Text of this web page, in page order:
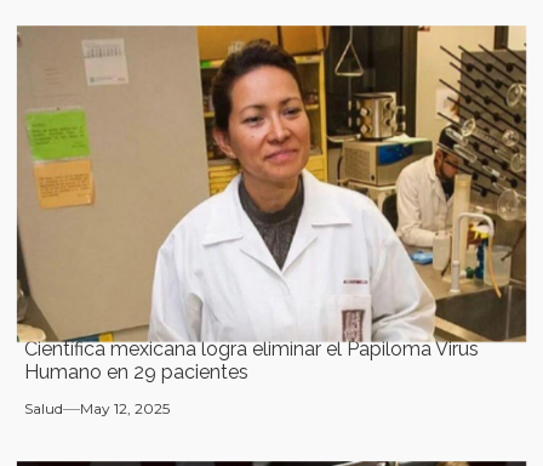
Científica mexicana logra eliminar el Papiloma Virus
Humano en 29 pacientes
Salud May 12, 2025